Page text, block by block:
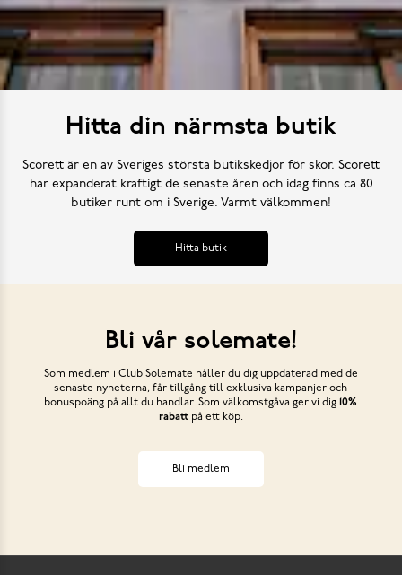
Hitta din närmsta butik
Scorett är en av Sveriges största butikskedjor för skor. Scorett
har expanderat kraftigt de senaste åren och idag finns ca 80
butiker runt om i Sverige. Varmt välkommen!
Hitta butik
Bli vår solemate!
Som medlem i Club Solemate håller du dig uppdaterad med de
senaste nyheterna, får tillgång till exklusiva kampanjer och
bonuspoäng på allt du handlar. Som välkomstgåva ger vi dig 10%
rabattpå ett köp.
Bli medlem